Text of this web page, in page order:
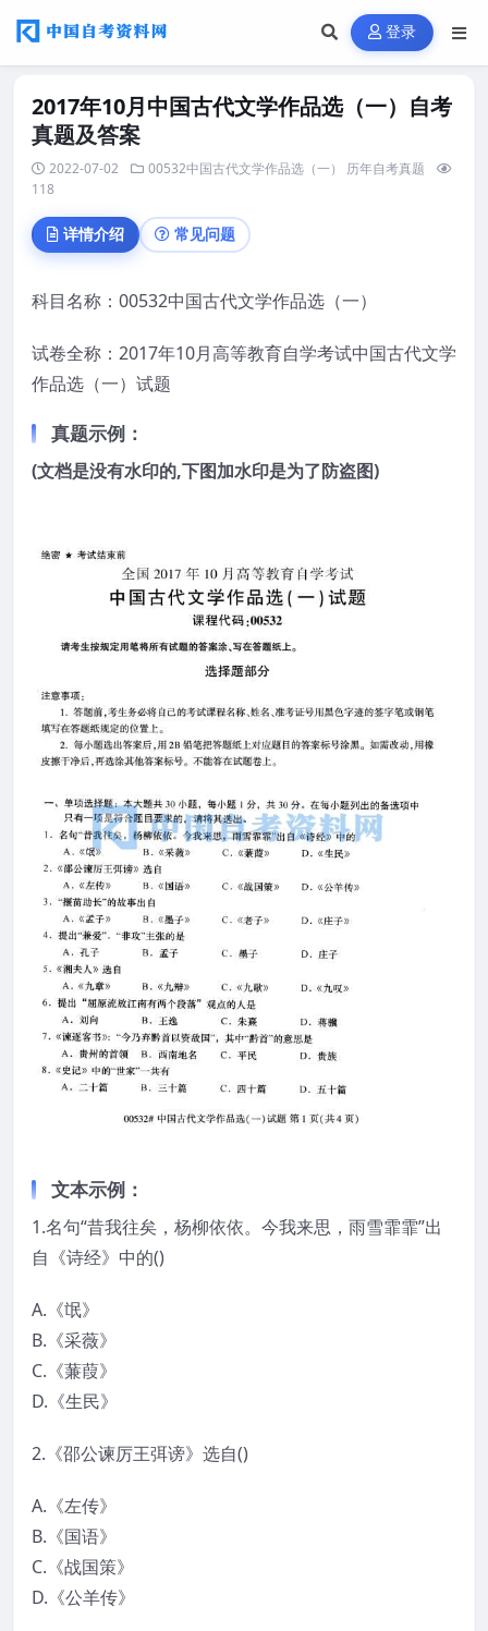
登录
2017年10月中国古代文学作品选（一）自考
真题及答案
2022-07-02 00532中国古代文学作品选（一）
历年自考真题
118
详情介绍 常见问题
科目名称：00532中国古代文学作品选（一）
试卷全称：2017年10月高等教育自学考试中国古代文学
作品选（一）试题
真题示例：
(文档是没有水印的,下图加水印是为了防盗图)
文本示例：
1.名句“昔我往矣，杨柳依依。今我来思，雨雪霏霏”出
自《诗经》中的()
A.《氓》
B.《采薇》
C.《蒹葭》
D.《生民》
2.《邵公谏厉王弭谤》选自()
A.《左传》
B.《国语》
C.《战国策》
D.《公羊传》